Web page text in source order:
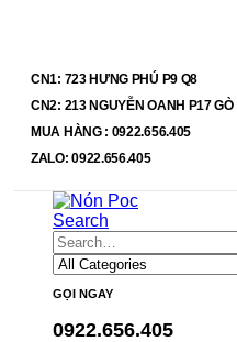
CN1: 723 HƯNG PHÚ P9 Q8
CN2: 213 NGUYỄN OANH P17 GÒ
MUA HÀNG : 0922.656.405
ZALO: 0922.656.405
Search
GỌI NGAY
0922.656.405